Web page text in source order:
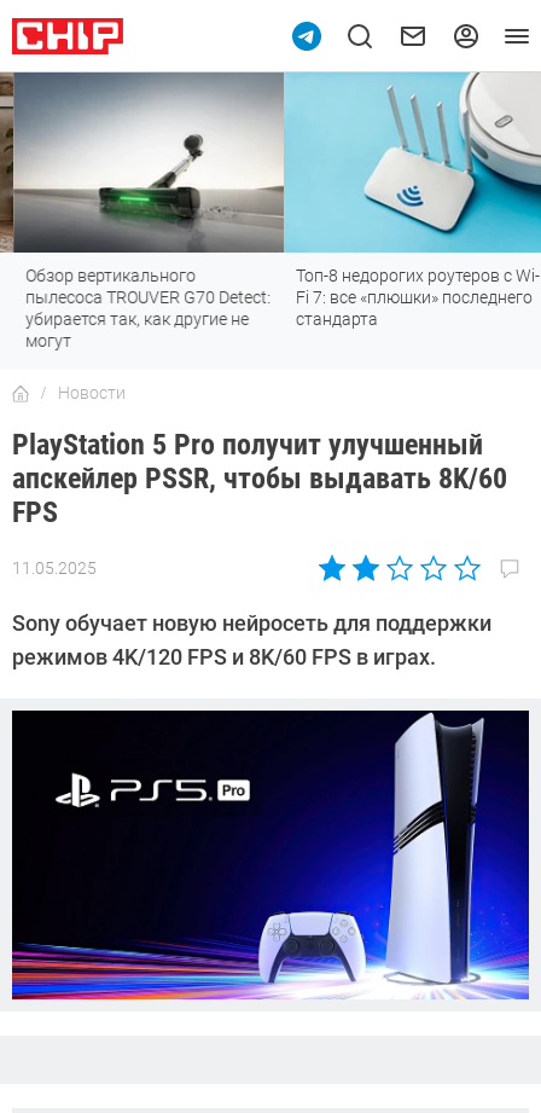
Обзор вертикального
пылесоса TROUVER G70 Detect:
убирается так, как другие не
могут
Топ-8 недорогих роутеров с Wi-
Fi 7: все «плюшки» последнего
стандарта
Новости
PlayStation 5 Pro получит улучшенный
апскейлер PSSR, чтобы выдавать 8K/60
FPS
11.05.2025
Автор:
Довлатова
Sony обучает новую нейросеть для поддержки
режимов 4K/120 FPS и 8K/60 FPS в играх.